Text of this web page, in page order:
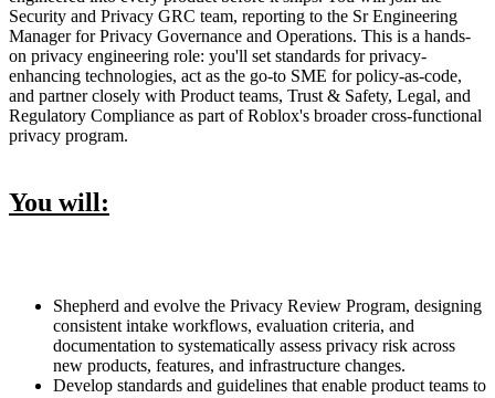
Security and Privacy GRC team, reporting to the Sr Engineering
Manager for Privacy Governance and Operations. This is a hands-
on privacy engineering role: you'll set standards for privacy-
enhancing technologies, act as the go-to SME for policy-as-code,
and partner closely with Product teams, Trust & Safety, Legal, and
Regulatory Compliance as part of Roblox's broader cross-functional
privacy program.
You will:
Shepherd and evolve the Privacy Review Program, designing
consistent intake workflows, evaluation criteria, and
documentation to systematically assess privacy risk across
new products, features, and infrastructure changes.
Develop standards and guidelines that enable product teams to